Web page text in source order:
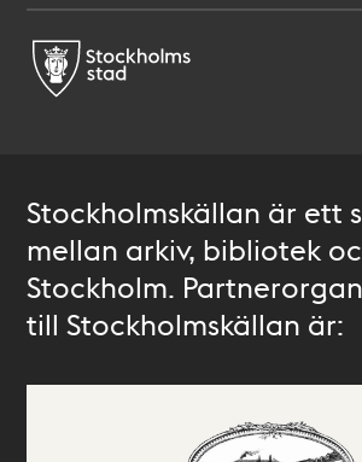
Stockholmskällan är ett
mellan arkiv, bibliotek
Stockholm.
till Stockholmskällan är: